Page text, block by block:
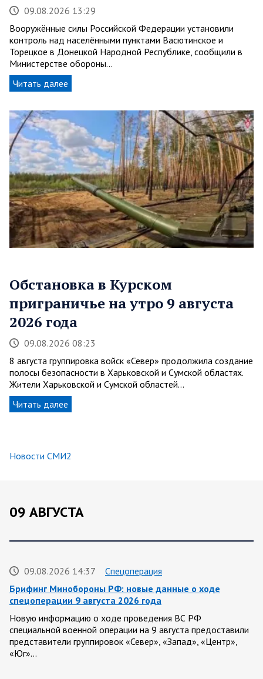
09.08.2026 13:29
Вооружённые силы Российской Федерации установили
контроль над населёнными пунктами Васютинское и
Торецкое в Донецкой Народной Республике, сообщили в
Министерстве обороны…
Читать далее
Обстановка в Курском
приграничье на утро 9 августа
2026 года
09.08.2026 08:23
8 августа группировка войск «Север» продолжила создание
полосы безопасности в Харьковской и Сумской областях.
Жители Харьковской и Сумской областей…
Читать далее
Новости СМИ2
09 АВГУСТА
09.08.2026 14:37
Спецоперация
Брифинг Минобороны РФ: новые данные о ходе
спецоперации 9 августа 2026 года
Новую информацию о ходе проведения ВС РФ
специальной военной операции на 9 августа предоставили
представители группировок «Север», «Запад», «Центр»,
«Юг»…